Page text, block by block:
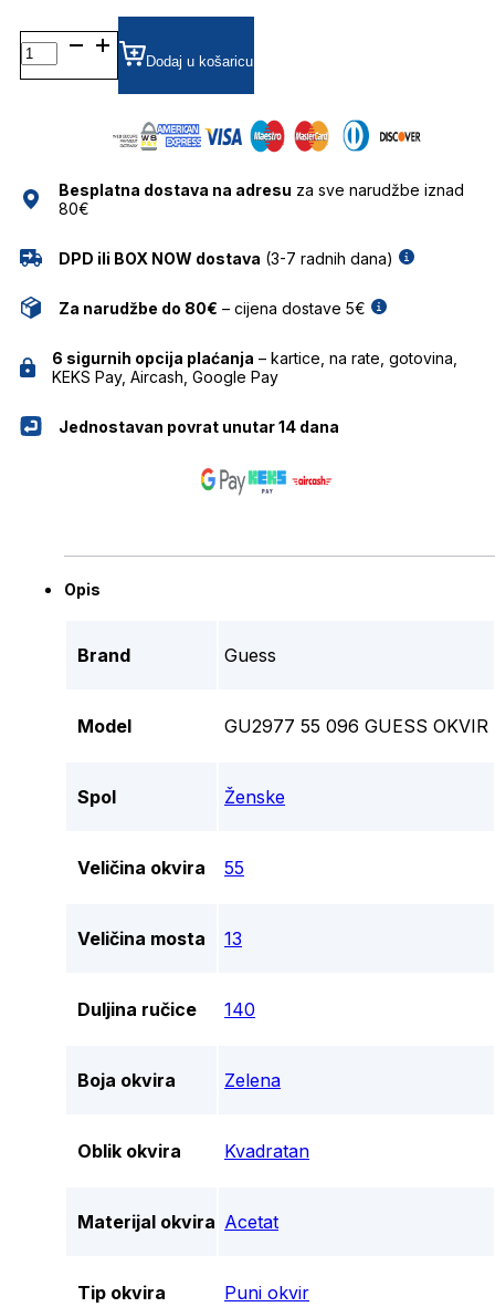
GU2977 DIOPTRIJSKI
OKVIRI
GUESS
Dodaj u košaricu
Besplatna dostava na adresu za sve narudžbe iznad
80€
DPD ili BOX NOW dostava (3-7 radnih dana)
Za narudžbe do 80€ – cijena dostave 5€
6 sigurnih opcija plaćanja – kartice, na rate, gotovina,
KEKS Pay, Aircash, Google Pay
Jednostavan povrat unutar 14 dana
Opis
Brand Guess
Model GU2977 55 096 GUESS OKVIR
Spol Ženske
Veličina okvira 55
Veličina mosta 13
Duljina ručice 140
Boja okvira Zelena
Oblik okvira Kvadratan
Materijal okvira Acetat
Tip okvira Puni okvir